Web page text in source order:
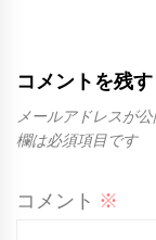
コメントを残す
メールアドレスが
欄は必須項目です
コメント ※